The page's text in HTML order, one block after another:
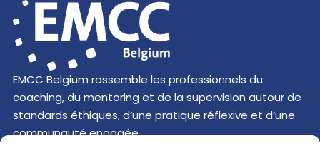
EMCC Belgium rassemble les professionnels du
coaching, du mentoring et de la supervision autour de
standards éthiques, d’une pratique réflexive et d’une
communauté engagée.